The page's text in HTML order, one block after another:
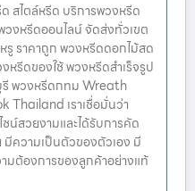
สไตล์หรีด บริการพวงหรีด
งหรีดออนไลน์ จัดส่งทั่วเขต
รู ราคาถูก พวงหรีดดอกไม้สด
รีดของใช้ พวงหรีดสำเร็จรูป
พวงหรีดกทม Wreath
เราเชื่อมั่นว่า
น์สวยงามและได้รับการคัด
ความเป็นตัวของตัวเอง มี
มต้องการของลูกค้าอย่างแท้